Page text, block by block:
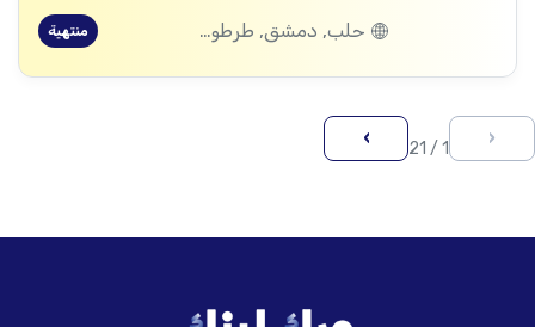
حلب, دمشق, طرطوس, ريف دمشق, ديرالزور, درعا, إدلب, القنيطرة, اللاذقية, الرقة, حمص, الحسكة, حماة منتهية
‹
1 / 21
›